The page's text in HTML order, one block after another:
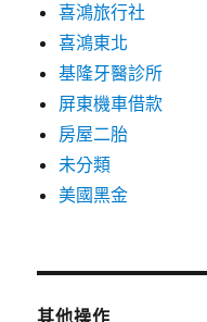
喜鴻旅行社
喜鴻東北
基隆牙醫診所
屏東機車借款
房屋二胎
未分類
美國黑金
其他操作